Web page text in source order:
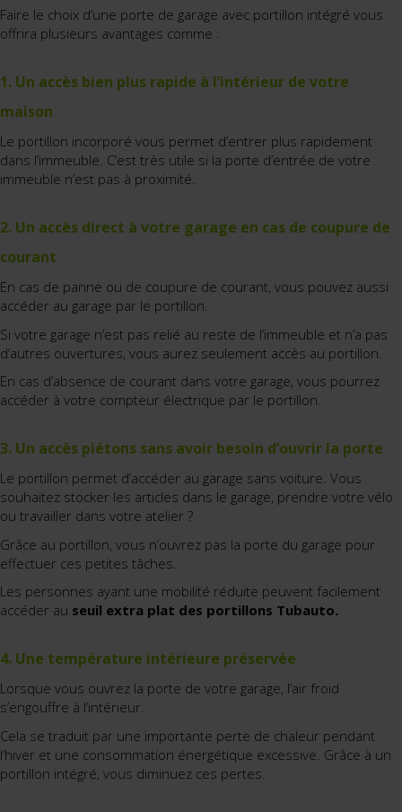
Faire le choix d’une porte de garage avec portillon intégré vous
offrira plusieurs avantages comme :
1. Un accès bien plus rapide à l’intérieur de votre
maison
Le portillon incorporé vous permet d’entrer plus rapidement
dans l’immeuble. C’est très utile si la porte d’entrée de votre
immeuble n’est pas à proximité.
2. Un accès direct à votre garage en cas de coupure de
courant
En cas de panne ou de coupure de courant, vous pouvez aussi
accéder au garage par le portillon.
Si votre garage n’est pas relié au reste de l’immeuble et n’a pas
d’autres ouvertures, vous aurez seulement accès au portillon.
En cas d’absence de courant dans votre garage, vous pourrez
accéder à votre compteur électrique par le portillon.
3. Un accès piétons sans avoir besoin d’ouvrir la porte
Le portillon permet d’accéder au garage sans voiture. Vous
souhaitez stocker les articles dans le garage, prendre votre vélo
ou travailler dans votre atelier ?
Grâce au portillon, vous n’ouvrez pas la porte du garage pour
effectuer ces petites tâches.
Les personnes ayant une mobilité réduite peuvent facilement
accéder au seuil extra plat des portillons Tubauto.
4. Une température intérieure préservée
Lorsque vous ouvrez la porte de votre garage, l’air froid
s’engouffre à l’intérieur.
Cela se traduit par une importante perte de chaleur pendant
l’hiver et une consommation énergétique excessive. Grâce à un
portillon intégré, vous diminuez ces pertes.